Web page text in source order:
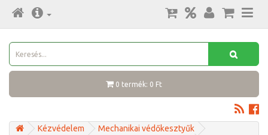
0 termék: 0 Ft
Kézvédelem
Mechanikai védőkesztyűk